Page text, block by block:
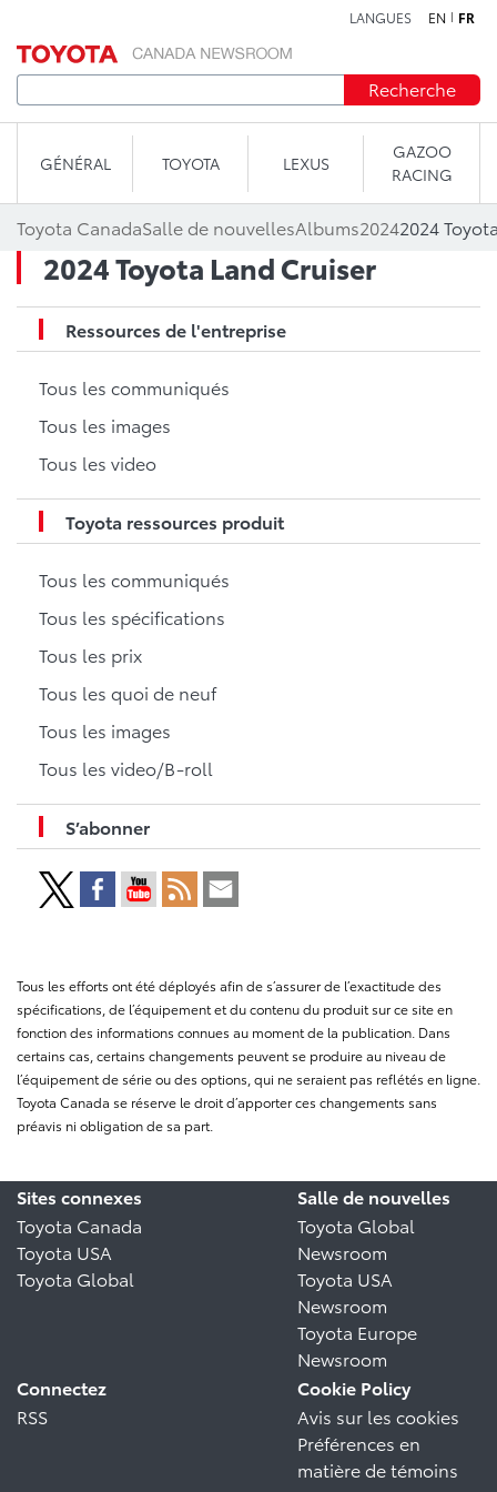
LANGUES EN FR
Recherche
GÉNÉRAL TOYOTA LEXUS
GAZOO
RACING
Toyota CanadaSalle de nouvellesAlbums20242024
2024 Toyota Land Cruiser
Ressources de l'entreprise
Tous les communiqués
Tous les images
Tous les video
Toyota ressources produit
Tous les communiqués
Tous les spécifications
Tous les prix
Tous les quoi de neuf
Tous les images
Tous les video/B-roll
S’abonner
Tous les efforts ont été déployés afin de s’assurer de l’exactitude des
spécifications, de l’équipement et du contenu du produit sur ce site en
fonction des informations connues au moment de la publication. Dans
certains cas, certains changements peuvent se produire au niveau de
l’équipement de série ou des options, qui ne seraient pas reflétés en ligne.
Toyota Canada se réserve le droit d’apporter ces changements sans
préavis ni obligation de sa part.
Sites connexes
Toyota Canada
Toyota USA
Toyota Global
Salle de nouvelles
Toyota Global
Newsroom
Toyota USA
Newsroom
Toyota Europe
Newsroom
Connectez
RSS
Cookie Policy
Avis sur les cookies
Préférences en
matière de témoins